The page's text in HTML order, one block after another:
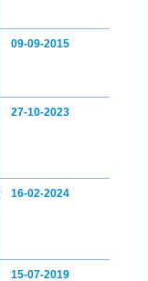
09-09-2015
27-10-2023
16-02-2024
15-07-2019